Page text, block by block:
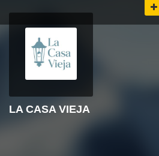
LA CASA VIEJA